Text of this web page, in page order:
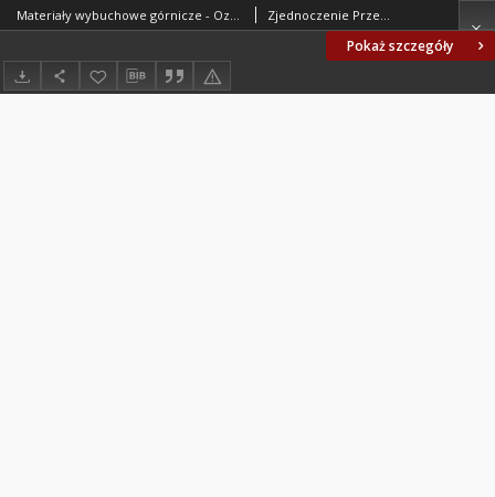
Pokaż szczegóły
Materiały wybuchowe górnicze - Oznaczanie zdolności przenoszenia detonacji BN-64/6091-05 Zjednoczenie Przemysłu Organicznego i Tworzyw Sztucznych "Erg". Oprac.